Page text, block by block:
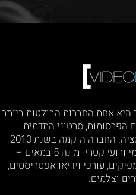
היא אחת החברות הבולטות ביותר
הפרסומות, סרטוני התדמית
וסרטוני האנימציה. החברה הוקמה בשנת 2010
ע”י איתי אפרימי ורועי קטרי ומונה 5 במאים –
7 מפיקים, עורכי וידיאו אפטריסטים,
וצלמים.